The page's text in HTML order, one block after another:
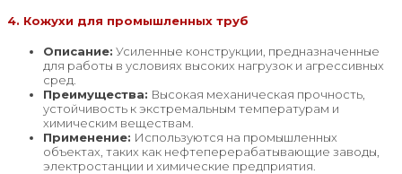
4. Кожухи для промышленных труб
Описание: Усиленные конструкции, предназначенные
для работы в условиях высоких нагрузок и агрессивных
сред.
Преимущества: Высокая механическая прочность,
устойчивость к экстремальным температурам и
химическим веществам.
Применение: Используются на промышленных
объектах, таких как нефтеперерабатывающие заводы,
электростанции и химические предприятия.